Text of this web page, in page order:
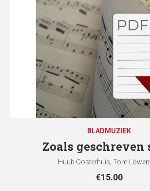
BLADMUZIEK
Zoals geschreven
Huub Oosterhuis, Tom
€15.00